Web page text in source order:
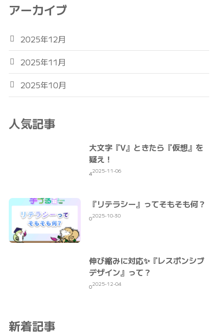
アーカイブ
2025年12月
2025年11月
2025年10月
人気記事
大文字『V』ときたら『仮想』を
疑え！
42025-11-06
『リテラシー』ってそもそも何？
02025-10-30
伸び縮みに対応✨『レスポンシブ
デザイン』って？
02025-12-04
新着記事